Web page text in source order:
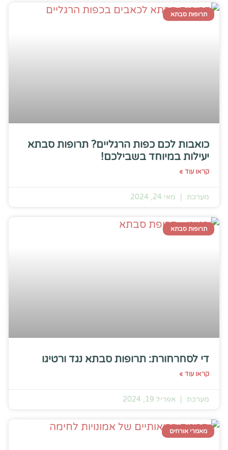
תרופות סבתא
כואבות לכם כפות הרגליים? תרופות סבתא
יעילות במיוחד בשבילכם!
קראו עוד »
מערכת מאי 24, 2024
תרופות סבתא
די לסחרחורת: תרופות סבתא נגד ורטיגו
קראו עוד »
מערכת אפריל 19, 2024
מאמרי אורחים